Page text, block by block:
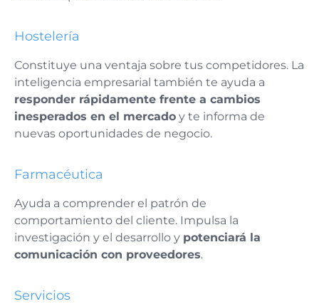
Hostelería
Constituye una ventaja sobre tus competidores. La
inteligencia empresarial también te ayuda a
responder rápidamente frente a cambios
inesperados en el mercado y te informa de
nuevas oportunidades de negocio.
Farmacéutica
Ayuda a comprender el patrón de
comportamiento del cliente. Impulsa la
investigación y el desarrollo y potenciará la
comunicación con proveedores.
Servicios